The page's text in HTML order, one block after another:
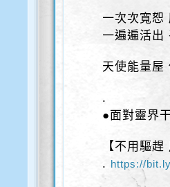
一次次寬恕
一遍遍活出
天使能量屋
.
●面對靈界
【不用驅趕
. https://